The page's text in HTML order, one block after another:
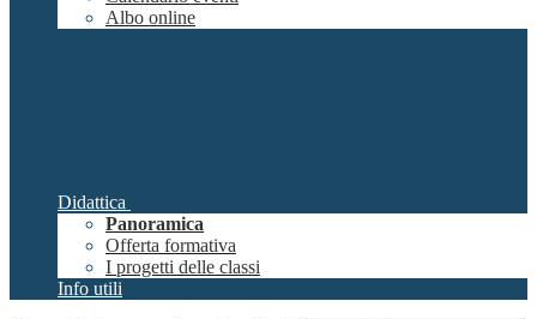
Albo online
Didattica
Panoramica
Offerta formativa
I progetti delle classi
Info utili